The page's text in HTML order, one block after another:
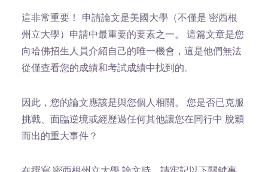
這非常重要！
申請論文是美國大學（不僅是 密西根
州立大學）申請中最重要的要素之一。 這篇文章是您
向哈佛招生人員介紹自己的唯一機會，這是他們無法
從僅查看您的成績和考試成績中找到的。
因此，您的論文應該是與您個人相關。 您是否已克服
挑戰、面臨逆境或經歷過任何其他讓您在同行中 脫穎
而出的重大事件？